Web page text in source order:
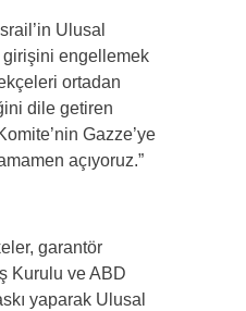
Ulusal
girişini engellemek
ortadan
dile getiren
Gazze’ye
açıyoruz.”
garantör
Kurulu ve ABD
yaparak Ulusal